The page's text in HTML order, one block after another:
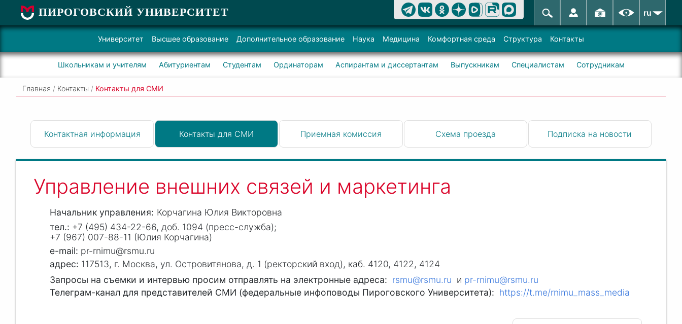
ПИРОГОВСКИЙ УНИВЕРСИТЕТ ru
Университет Высшее образование Дополнительное образование Наука Медицина Комфортная среда Структура Контакты
Школьникам и учителям Абитуриентам Студентам Ординаторам Аспирантам и диссертантам Выпускникам Специалистам Сотрудникам
Главная / Контакты / Контакты для СМИ
Контактная информация Контакты для СМИ Приемная комиссия Схема проезда Подписка на новости
Управление внешних связей и маркетинга
Начальник управления
Корчагина Юлия Викторовна
+7 (495) 434-22-66, доб. 1094 (пресс-служба);
+7 (967) 007-88-11 (Юлия Корчагина)
pr-rnimu@rsmu.ru
117513, г. Москва, ул. Островитянова, д. 1 (ректорский вход), каб. 4120, 4122, 4124
Запросы на съемки и интервью просим отправлять на электронные адреса: rsmu@rsmu.ru и pr-rnimu@rsmu.ru
Телеграм-канал для представителей СМИ (федеральные инфоповоды Пироговского Университета): https://t.me/rnimu_mass_media